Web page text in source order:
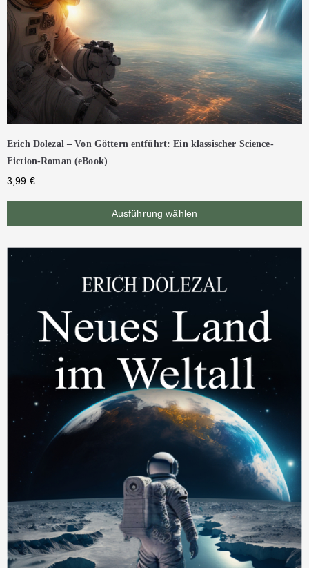
Erich Dolezal – Von Göttern entführt: Ein klassischer Science-
Fiction-Roman (eBook)
3,99 €
Ausführung wählen